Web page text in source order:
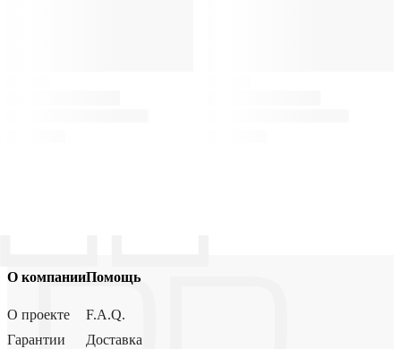
О компании
О проекте
Гарантии
Помощь
F.A.Q.
Доставка